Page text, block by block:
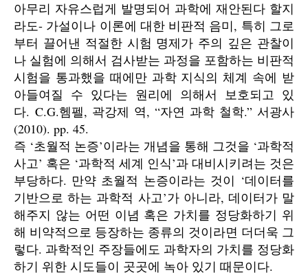
아무리 자유스럽게 발명되어 과학에 재안된다 할지
라도- 가설이나 이론에 대한 비판적 음미, 특히 그로
부터 끌어낸 적절한 시험 명제가 주의 깊은 관찰이
나 실험에 의해서 검사받는 과정을 포함하는 비판적
시험을 통과했을 때에만 과학 지식의 체계 속에 받
아들여질 수 있다는 원리에 의해서 보호되고 있
다. C.G.헴펠, 곽강제 역, “자연 과학 철학.” 서광사
(2010). pp. 45.
즉 ‘초월적 논증’이라는 개념을 통해 그것을 ‘과학적
사고’ 혹은 ‘과학적 세계 인식’과 대비시키려는 것은
부당하다. 만약 초월적 논증이라는 것이 ‘데이터를
기반으로 하는 과학적 사고’가 아니라, 데이터가 말
해주지 않는 어떤 이념 혹은 가치를 정당화하기 위
해 비약적으로 등장하는 종류의 것이라면 더더욱 그
렇다. 과학적인 주장들에도 과학자의 가치를 정당화
하기 위한 시도들이 곳곳에 녹아 있기 때문이다.